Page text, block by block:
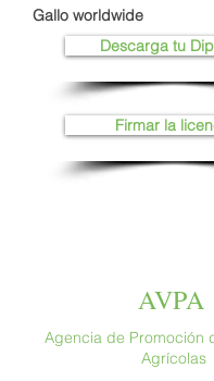
Gallo worldwide
Descarga tu
Firmar la
AVPA
Agencia de Promoción
Agrícolas